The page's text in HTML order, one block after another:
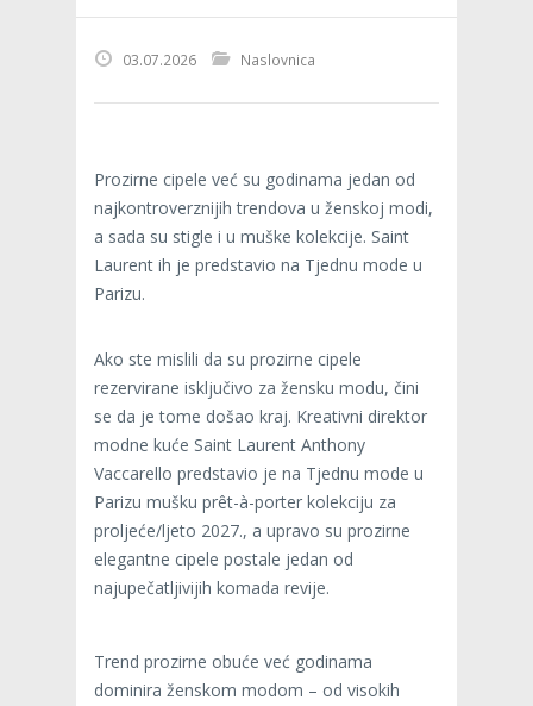
03.07.2026 Naslovnica
Prozirne cipele već su godinama jedan od
najkontroverznijih trendova u ženskoj modi,
a sada su stigle i u muške kolekcije. Saint
Laurent ih je predstavio na Tjednu mode u
Parizu.
Ako ste mislili da su prozirne cipele
rezervirane isključivo za žensku modu, čini
se da je tome došao kraj. Kreativni direktor
modne kuće Saint Laurent Anthony
Vaccarello predstavio je na Tjednu mode u
Parizu mušku prêt-à-porter kolekciju za
proljeće/ljeto 2027., a upravo su prozirne
elegantne cipele postale jedan od
najupečatljivijih komada revije.
Trend prozirne obuće već godinama
dominira ženskom modom – od visokih